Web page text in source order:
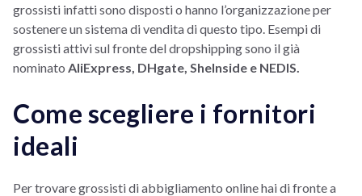
grossisti infatti sono disposti o hanno l’organizzazione per
sostenere un sistema di vendita di questo tipo. Esempi di
grossisti attivi sul fronte del dropshipping sono il già
nominato AliExpress, DHgate, SheInside e NEDIS.
Come scegliere i fornitori
ideali
Per trovare grossisti di abbigliamento online hai di fronte a